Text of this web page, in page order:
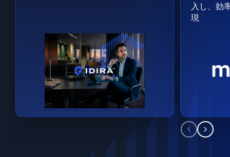
入し、効
現